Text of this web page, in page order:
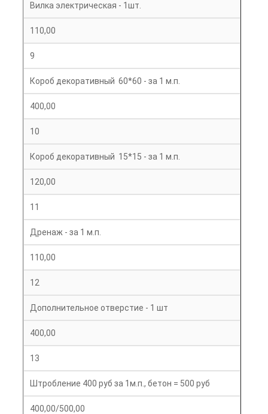
Вилка электрическая - 1шт.
110,00
9
Короб декоративный 60*60 - за 1 м.п.
400,00
10
Короб декоративный 15*15 - за 1 м.п.
120,00
11
Дренаж - за 1 м.п.
110,00
12
Дополнительное отверстие - 1 шт
400,00
13
Штробление 400 руб за 1м.п., бетон = 500 руб
400,00/500,00